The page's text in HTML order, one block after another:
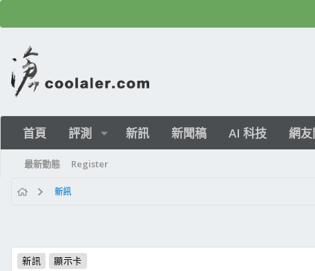
首頁 評測 新訊 新聞稿 AI 科技 網
最新動態 Register
新訊
新訊 顯示卡